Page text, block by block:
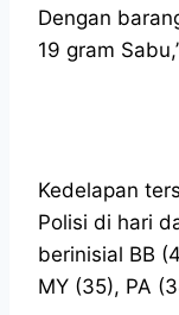
Dengan
19 gram
Kedelapan
Polisi di hari
berinisial BB
MY (35), PA